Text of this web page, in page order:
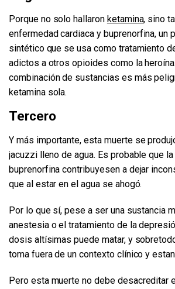
Porque no solo hallaron ketamina, sino
enfermedad cardiaca y buprenorfina, un
sintético que se usa como tratamiento
adictos a otros opioides como la
combinación de sustancias es más
ketamina sola.
Tercero
Y más importante, esta muerte se
jacuzzi lleno de agua. Es probable que la
buprenorfina contribuyesen a dejar
que al estar en el agua se ahogó.
Por lo que sí, pese a ser una sustancia
anestesia o el tratamiento de la
dosis altísimas puede matar, y
toma fuera de un contexto clínico y
Pero esta muerte no debe desacreditar